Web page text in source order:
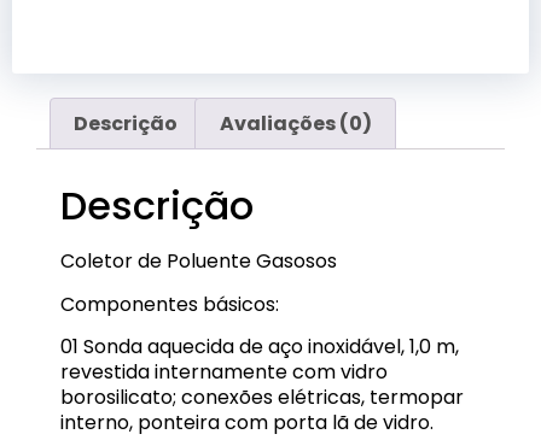
Descrição Avaliações (0)
Descrição
Coletor de Poluente Gasosos
Componentes básicos:
01 Sonda aquecida de aço inoxidável, 1,0 m,
revestida internamente com vidro
borosilicato; conexões elétricas, termopar
interno, ponteira com porta lã de vidro.